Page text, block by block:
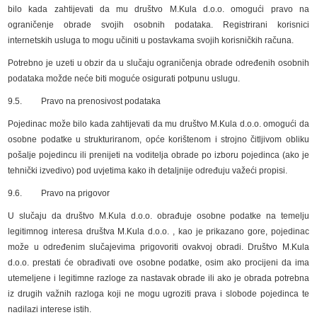
bilo kada zahtijevati da mu društvo M.Kula d.o.o. omogući pravo na
ograničenje obrade svojih osobnih podataka. Registrirani korisnici
internetskih usluga to mogu učiniti u postavkama svojih korisničkih računa.
Potrebno je uzeti u obzir da u slučaju ograničenja obrade određenih osobnih
podataka možde neće biti moguće osigurati potpunu uslugu.
9.5. Pravo na prenosivost podataka
Pojedinac može bilo kada zahtijevati da mu društvo M.Kula d.o.o. omogući da
osobne podatke u strukturiranom, opće korištenom i strojno čitljivom obliku
pošalje pojedincu ili prenijeti na voditelja obrade po izboru pojedinca (ako je
tehnički izvedivo) pod uvjetima kako ih detaljnije određuju važeći propisi.
9.6. Pravo na prigovor
U slučaju da društvo M.Kula d.o.o. obrađuje osobne podatke na temelju
legitimnog interesa društva M.Kula d.o.o. , kao je prikazano gore, pojedinac
može u određenim slučajevima prigovoriti ovakvoj obradi. Društvo M.Kula
d.o.o. prestati će obrađivati ove osobne podatke, osim ako procijeni da ima
utemeljene i legitimne razloge za nastavak obrade ili ako je obrada potrebna
iz drugih važnih razloga koji ne mogu ugroziti prava i slobode pojedinca te
nadilazi interese istih.